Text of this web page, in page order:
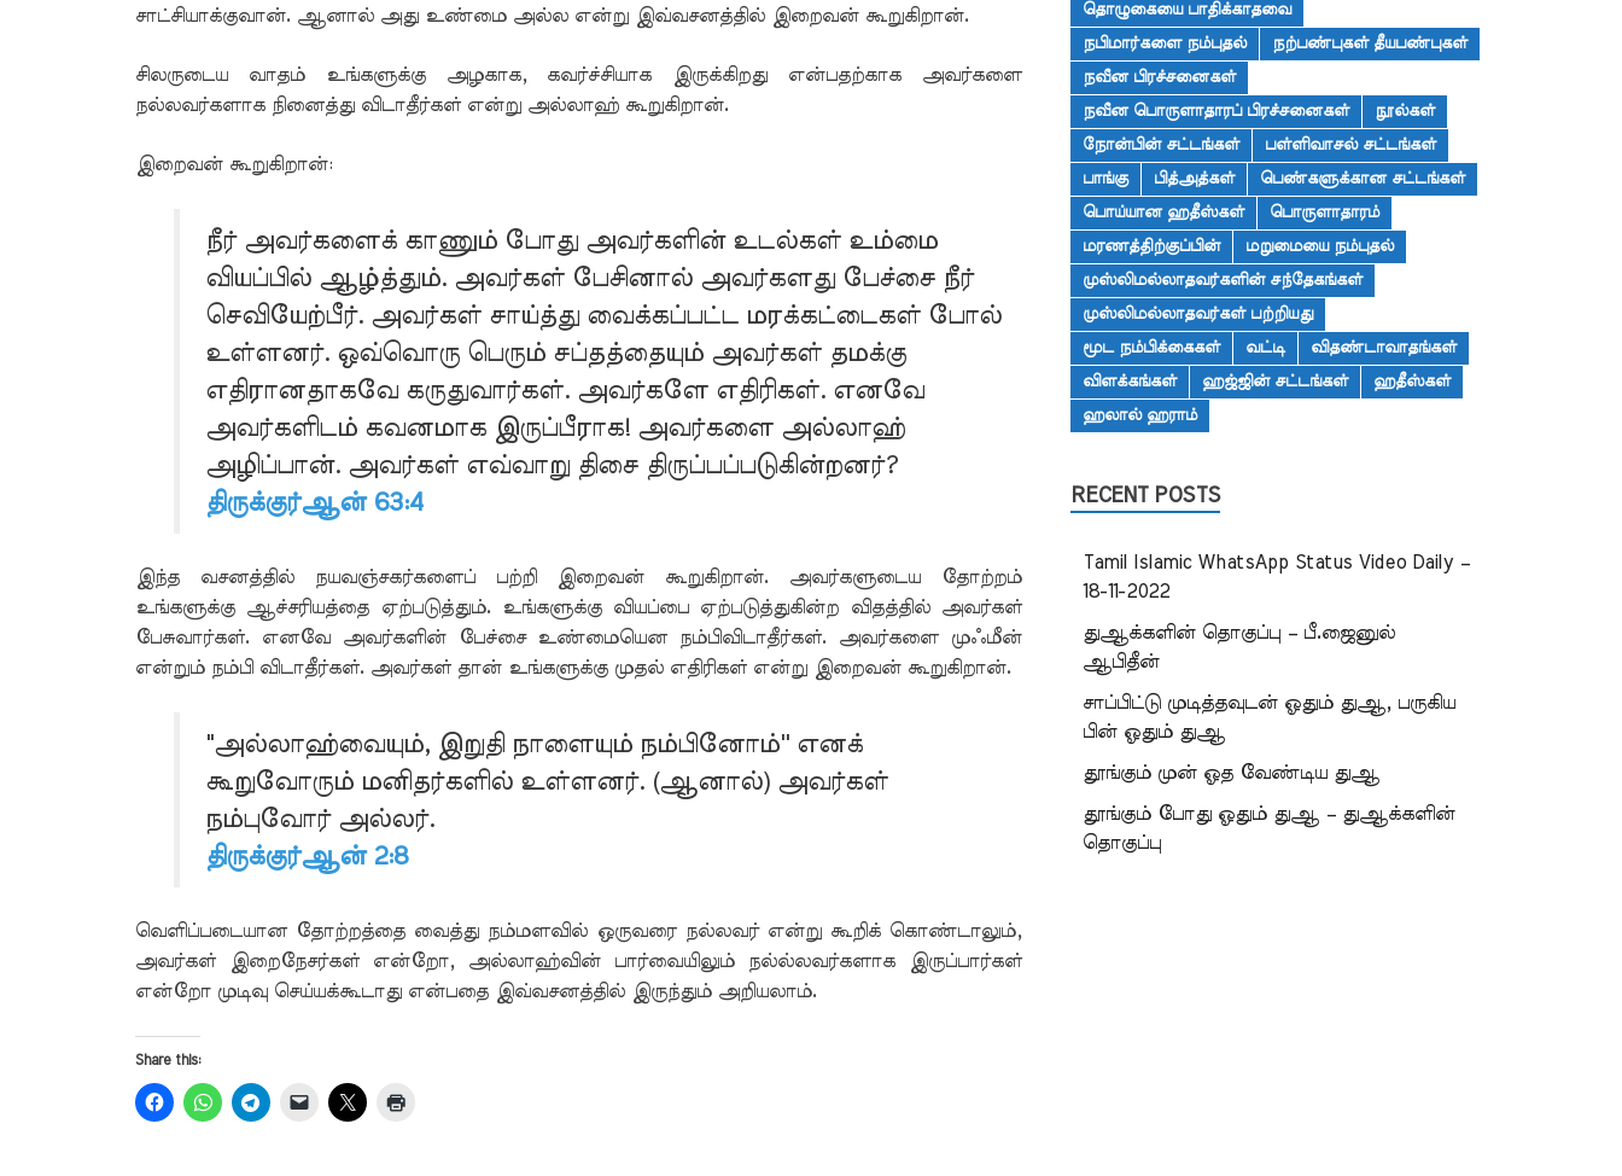
சாட்சியாக்குவான். ஆனால் அது உண்மை அல்ல என்று இவ்வசனத்தில் இறைவன் கூறுகிறான்.
சிலருடைய வாதம் உங்களுக்கு அழகாக, கவர்ச்சியாக இருக்கிறது என்பதற்காக அவர்களை
நல்லவர்களாக நினைத்து விடாதீர்கள் என்று அல்லாஹ் கூறுகிறான்.
இறைவன் கூறுகிறான்:
நீர் அவர்களைக் காணும் போது அவர்களின் உடல்கள் உம்மை
வியப்பில் ஆழ்த்தும். அவர்கள் பேசினால் அவர்களது பேச்சை நீர்
செவியேற்பீர். அவர்கள் சாய்த்து வைக்கப்பட்ட மரக்கட்டைகள் போல்
உள்ளனர். ஒவ்வொரு பெரும் சப்தத்தையும் அவர்கள் தமக்கு
எதிரானதாகவே கருதுவார்கள். அவர்களே எதிரிகள். எனவே
அவர்களிடம் கவனமாக இருப்பீராக! அவர்களை அல்லாஹ்
அழிப்பான். அவர்கள் எவ்வாறு திசை திருப்பப்படுகின்றனர்?
திருக்குர்ஆன் 63:4
இந்த வசனத்தில் நயவஞ்சகர்களைப் பற்றி இறைவன் கூறுகிறான். அவர்களுடைய தோற்றம்
உங்களுக்கு ஆச்சரியத்தை ஏற்படுத்தும். உங்களுக்கு வியப்பை ஏற்படுத்துகின்ற விதத்தில் அவர்கள்
பேசுவார்கள். எனவே அவர்களின் பேச்சை உண்மையென நம்பிவிடாதீர்கள். அவர்களை முஃமீன்
என்றும் நம்பி விடாதீர்கள். அவர்கள் தான் உங்களுக்கு முதல் எதிரிகள் என்று இறைவன் கூறுகிறான்.
"அல்லாஹ்வையும், இறுதி நாளையும் நம்பினோம்'' எனக்
கூறுவோரும் மனிதர்களில் உள்ளனர். (ஆனால்) அவர்கள்
நம்புவோர் அல்லர்.
திருக்குர்ஆன் 2:8
வெளிப்படையான தோற்றத்தை வைத்து நம்மளவில் ஒருவரை நல்லவர் என்று கூறிக் கொண்டாலும்,
அவர்கள் இறைநேசர்கள் என்றோ, அல்லாஹ்வின் பார்வையிலும் நல்ல்லவர்களாக இருப்பார்கள்
என்றோ முடிவு செய்யக்கூடாது என்பதை இவ்வசனத்தில் இருந்தும் அறியலாம்.
Share this:
தொழுகையை பாதிக்காதவை
நபிமார்களை நம்புதல்
நற்பண்புகள் தீயபண்புகள்
நவீன பிரச்சனைகள்
நவீன பொருளாதாரப் பிரச்சனைகள்
நூல்கள்
நோன்பின் சட்டங்கள்
பள்ளிவாசல் சட்டங்கள்
பாங்கு
பித்அத்கள்
பெண்களுக்கான சட்டங்கள்
பொய்யான ஹதீஸ்கள்
பொருளாதாரம்
மரணத்திற்குப்பின்
மறுமையை நம்புதல்
முஸ்லிமல்லாதவர்களின் சந்தேகங்கள்
முஸ்லிமல்லாதவர்கள் பற்றியது
மூட நம்பிக்கைகள்
வட்டி
விதண்டாவாதங்கள்
விளக்கங்கள்
ஹஜ்ஜின் சட்டங்கள்
ஹதீஸ்கள்
ஹலால் ஹராம்
RECENT POSTS
Tamil Islamic WhatsApp Status Video Daily –
18-11-2022
துஆக்களின் தொகுப்பு – பீ.ஜைனுல்
ஆபிதீன்
சாப்பிட்டு முடித்தவுடன் ஓதும் துஆ, பருகிய
பின் ஓதும் துஆ
தூங்கும் முன் ஓத வேண்டிய துஆ
தூங்கும் போது ஓதும் துஆ – துஆக்களின்
தொகுப்பு